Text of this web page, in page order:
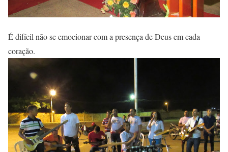
É difícil não se emocionar com a presença de Deus em cada
coração.